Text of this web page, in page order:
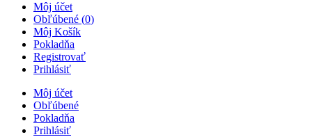
Môj účet
Obľúbené (0)
Môj Košík
Pokladňa
Registrovať
Prihlásiť
Môj účet
Obľúbené
Pokladňa
Prihlásiť